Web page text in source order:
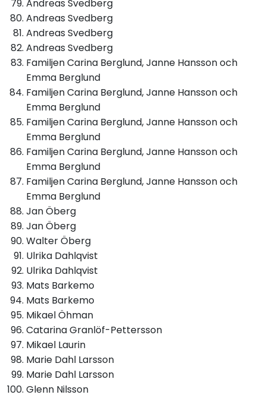
Andreas Svedberg
Andreas Svedberg
Andreas Svedberg
Andreas Svedberg
Familjen Carina Berglund, Janne Hansson och
Emma Berglund
Familjen Carina Berglund, Janne Hansson och
Emma Berglund
Familjen Carina Berglund, Janne Hansson och
Emma Berglund
Familjen Carina Berglund, Janne Hansson och
Emma Berglund
Familjen Carina Berglund, Janne Hansson och
Emma Berglund
Jan Öberg
Jan Öberg
Walter Öberg
Ulrika Dahlqvist
Ulrika Dahlqvist
Mats Barkemo
Mats Barkemo
Mikael Öhman
Catarina Granlöf-Pettersson
Mikael Laurin
Marie Dahl Larsson
Marie Dahl Larsson
Glenn Nilsson